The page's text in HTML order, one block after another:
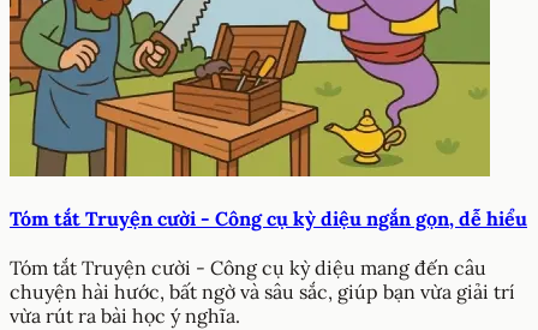
Tóm tắt Truyện cười - Công cụ kỳ diệu ngắn gọn, dễ hiểu
Tóm tắt Truyện cười - Công cụ kỳ diệu mang đến câu
chuyện hài hước, bất ngờ và sâu sắc, giúp bạn vừa giải trí
vừa rút ra bài học ý nghĩa.